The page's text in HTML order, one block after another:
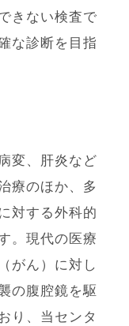
きない検査で
な診断を⽬指
変、肝炎など
療のほか、多
対する外科的
。現代の医療
がん）に対し
の腹腔鏡を駆
り、当センタ